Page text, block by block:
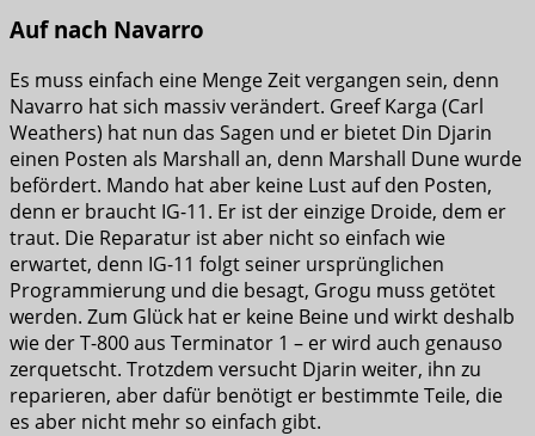
Auf nach Navarro
Es muss einfach eine Menge Zeit vergangen sein, denn
Navarro hat sich massiv verändert. Greef Karga (Carl
Weathers) hat nun das Sagen und er bietet Din Djarin
einen Posten als Marshall an, denn Marshall Dune wurde
befördert. Mando hat aber keine Lust auf den Posten,
denn er braucht IG-11. Er ist der einzige Droide, dem er
traut. Die Reparatur ist aber nicht so einfach wie
erwartet, denn IG-11 folgt seiner ursprünglichen
Programmierung und die besagt, Grogu muss getötet
werden. Zum Glück hat er keine Beine und wirkt deshalb
wie der T-800 aus Terminator 1 – er wird auch genauso
zerquetscht. Trotzdem versucht Djarin weiter, ihn zu
reparieren, aber dafür benötigt er bestimmte Teile, die
es aber nicht mehr so einfach gibt.